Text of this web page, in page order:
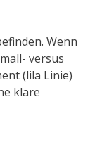
Wenn
versus
(lila Linie)
klare